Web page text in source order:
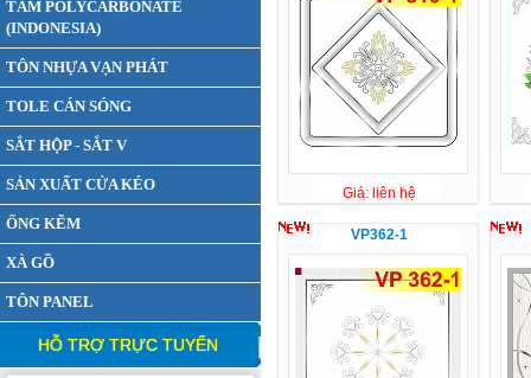
TẤM POLYCARBONATE
(INDONESIA)
TÔN NHỰA VẠN PHÁT
TOLE CÁN SÓNG
SẮT HỘP - SẮT V
SẢN XUẤT CỬA KÉO
ỐNG KẼM
XÀ GỒ
TÔN PANEL
HỖ TRỢ TRỰC TUYẾN
Giá: liên hệ
VP362-1